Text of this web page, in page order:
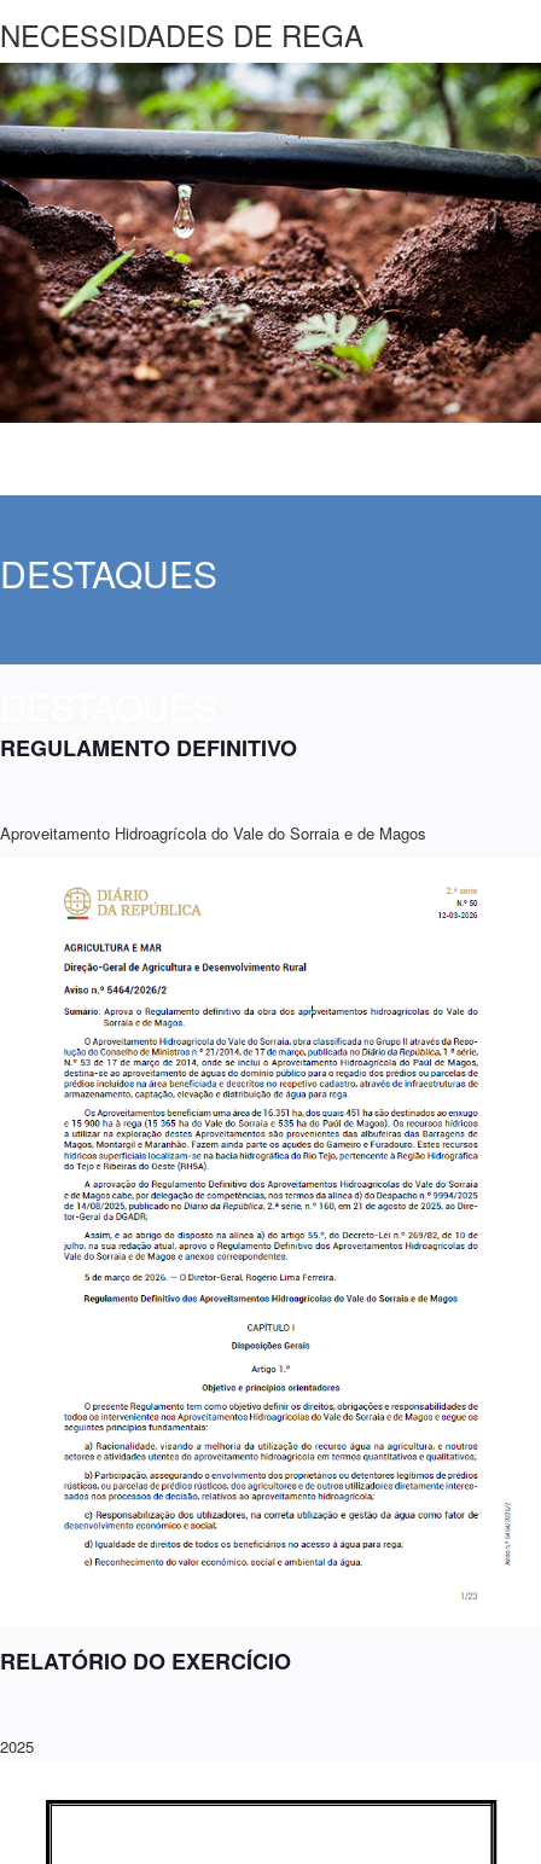
NECESSIDADES DE REGA
DESTAQUES
REGULAMENTO DEFINITIVO
Aproveitamento Hidroagrícola do Vale do Sorraia e de Magos
RELATÓRIO DO EXERCÍCIO
2025